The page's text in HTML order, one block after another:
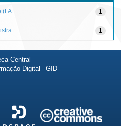
1
1
Central
Digital - GID